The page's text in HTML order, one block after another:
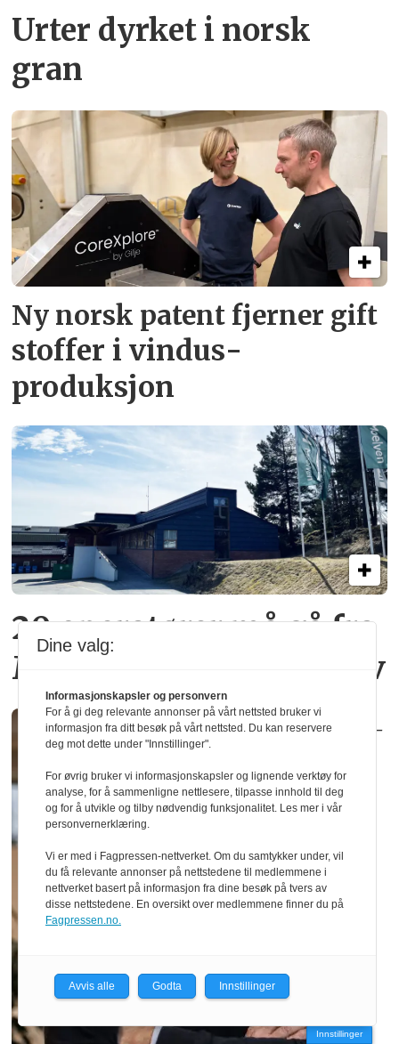
Urter dyrket i norsk
gran
Ny norsk patent fjerner gift­
stoffer i vindus­
produksjon
20 operatører må gå fra
Moelven Limtre i Moelv
–
Innstillinger
Dine valg:
Informasjonskapsler og personvern
For å gi deg relevante annonser på vårt nettsted bruker vi
informasjon fra ditt besøk på vårt nettsted. Du kan reservere
deg mot dette under "Innstillinger".
For øvrig bruker vi informasjonskapsler og lignende verktøy for
analyse, for å sammenligne nettlesere, tilpasse innhold til deg
og for å utvikle og tilby nødvendig funksjonalitet. Les mer i vår
personvernerklæring.
Vi er med i Fagpressen-nettverket. Om du samtykker under, vil
du få relevante annonser på nettstedene til medlemmene i
nettverket basert på informasjon fra dine besøk på tvers av
disse nettstedene. En oversikt over medlemmene finner du på
Fagpressen.no.
Avvis alle Godta Innstillinger